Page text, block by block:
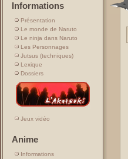
Informations
Présentation
Le monde de Naruto
Le ninja dans Naruto
Les Personnages
Jutsus (techniques)
Lexique
Dossiers
Jeux vidéo
Anime
Informations